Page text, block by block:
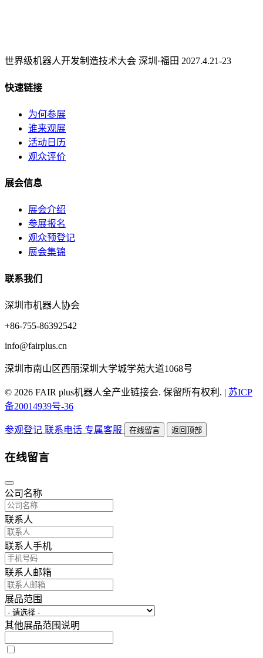
世界级机器人开发制造技术大会 深圳·福田 2027.4.21-23
快速链接
为何参展
谁来观展
活动日历
观众评价
展会信息
展会介绍
参展报名
观众预登记
展会集锦
联系我们
深圳市机器人协会
+86-755-86392542
info@fairplus.cn
深圳市南山区西丽深圳大学城学苑大道1068号
© 2026 FAIR plus机器人全产业链接会. 保留所有权利. | 苏ICP
备20014939号-36
参观登记 联系电话 专属客服 在线留言 返回顶部
在线留言
公司名称
联系人
联系人手机
联系人邮箱
展品范围
其他展品范围说明